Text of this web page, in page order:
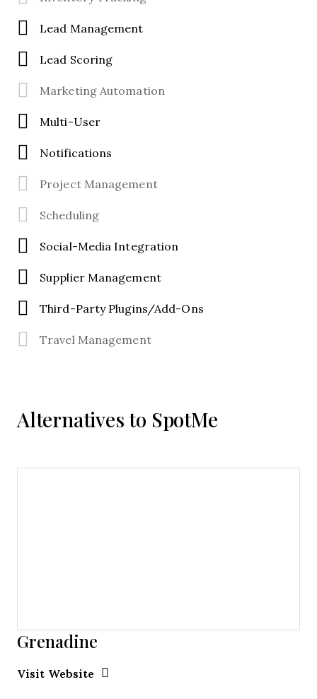
Lead Management
Lead Scoring
Marketing Automation
Multi-User
Notifications
Project Management
Scheduling
Social-Media Integration
Supplier Management
Third-Party Plugins/Add-Ons
Travel Management
Alternatives to SpotMe
Grenadine
Visit Website Opens New Window